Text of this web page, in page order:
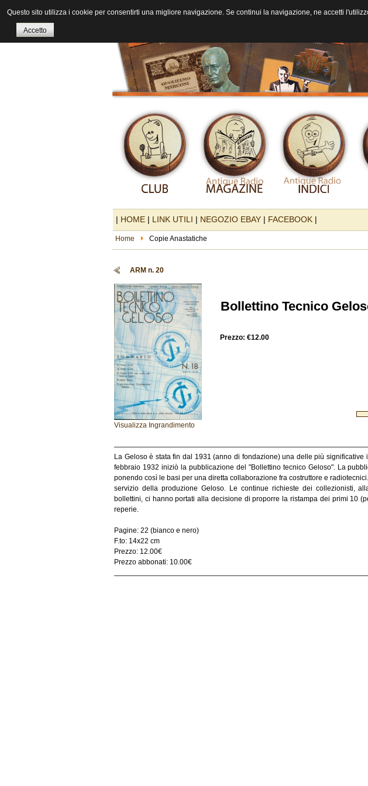
| HOME | LINK UTILI | NEGOZIO EBAY | FACEBOOK |
Home Copie Anastatiche
ARM n. 20
Visualizza Ingrandimento
Bollettino Tecnico
Prezzo: €12.00
La Geloso è stata fin dal 1931 (anno di fondazione) una delle più significative
febbraio 1932 iniziò la pubblicazione del "Bollettino tecnico Geloso". La
ponendo così le basi per una diretta collaborazione fra costruttore e
servizio della produzione Geloso. Le continue richieste dei collezionisti,
bollettini, ci hanno portati alla decisione di proporre la ristampa dei primi 10
reperie.
Pagine: 22 (bianco e nero)
F.to: 14x22 cm
Prezzo: 12.00€
Prezzo abbonati: 10.00€
Questo sito utilizza i cookie per consentirti una migliore navigazione. Se continui la navigazione, ne accetti
Accetto